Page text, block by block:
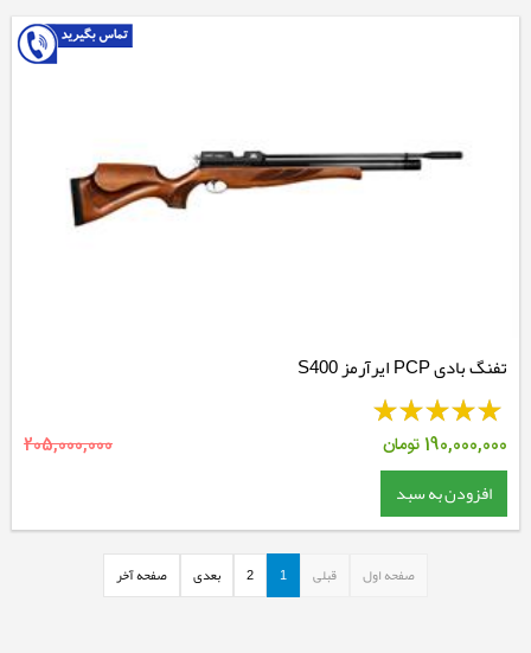
تفنگ بادی PCP ایرآرمز S400
190,000,000 تومان 205,000,000
افزودن به سبد
صفحه اول قبلی 1
2 بعدی صفحه آخر